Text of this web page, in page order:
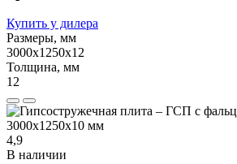
Купить у дилера
Размеры, мм
3000х1250х12
Толщина, мм
12
4,9
В наличии